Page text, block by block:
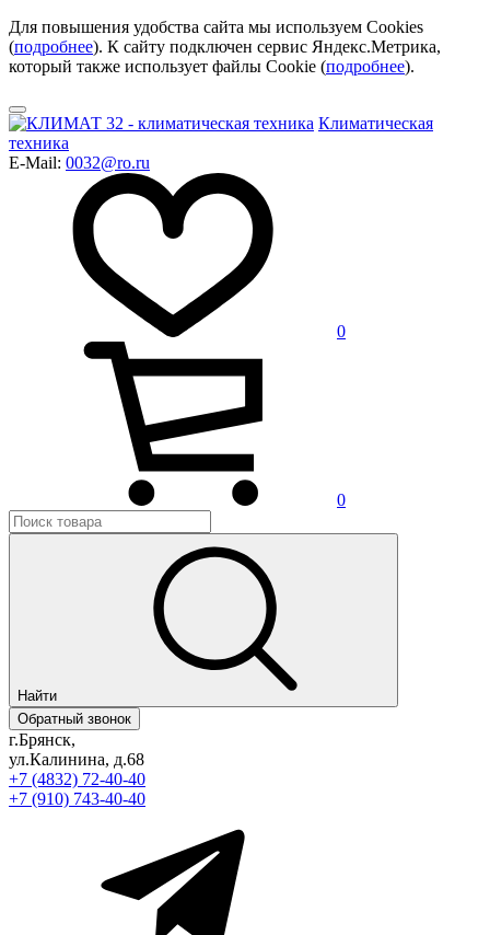
Для повышения удобства сайта мы используем Cookies
(подробнее). К сайту подключен сервис Яндекс.Метрика,
который также использует файлы Cookie (подробнее).
Климатическая
техника
E-Mail: 0032@ro.ru
0
0
Найти
Обратный звонок
г.Брянск,
ул.Калинина, д.68
+7 (4832) 72-40-40
+7 (910) 743-40-40